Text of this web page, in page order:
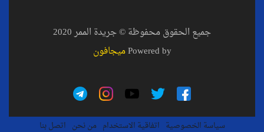
جميع الحقوق محفوظة © جريدة الممر 2020
Powered byميجافون
سياسة الخصوصية اتفاقية الاستخدام من نحن اتصل بنا